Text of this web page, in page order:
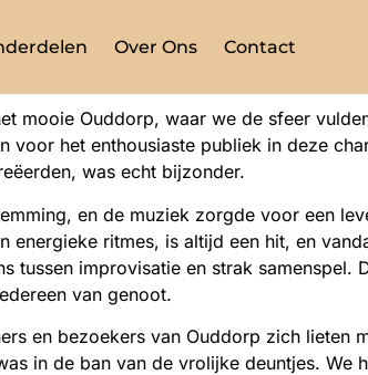
Over Ons Contact
mooie Ouddorp, waar we de sfeer
het enthousiaste publiek in deze
was echt bijzonder.
en de muziek zorgde voor een
ritmes, is altijd een hit, en
tussen improvisatie en strak
van genoot.
en bezoekers van Ouddorp zich lieten
in de ban van de vrolijke deuntjes. We